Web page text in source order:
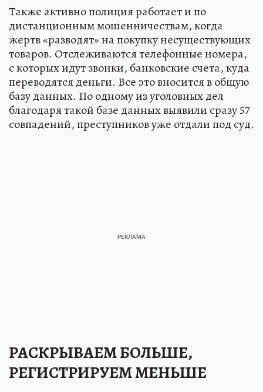
Также активно полиция работает и по
дистанционным мошенничествам, когда
жертв «разводят» на покупку несуществующих
товаров. Отслеживаются телефонные номера,
с которых идут звонки, банковские счета, куда
переводятся деньги. Все это вносится в общую
базу данных. По одному из уголовных дел
благодаря такой базе данных выявили сразу 57
совпадений, преступников уже отдали под суд.
РАСКРЫВАЕМ БОЛЬШЕ,
РЕГИСТРИРУЕМ МЕНЬШЕ